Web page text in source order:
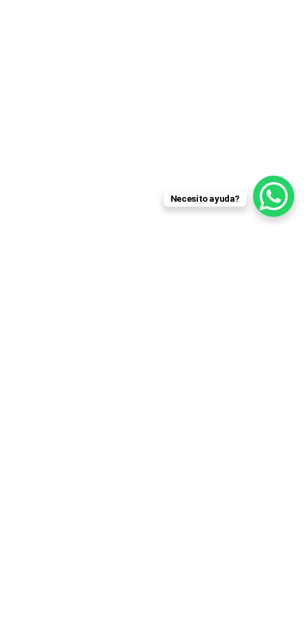
Necesito ayuda?